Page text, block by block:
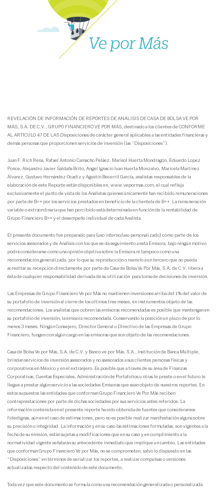
REVELACIÓN DE INFORMACIÓN DE REPORTES DE ANÁLISIS DE CASA DE BOLSA VE POR
MÁS, S.A. DE C.V., GRUPO FINANCIERO VE POR MÁS, destinado a los clientes de CONFORME
AL ARTÍCULO 47 DE LAS Disposiciones de carácter general aplicables a las entidades financieras y
demás personas que proporcionen servicios de inversión (las “Disposiciones”).
Juan F. Rich Rena, Rafael Antonio Camacho Peláez, Marisol Huerta Mondragón, Eduardo Lopez
Ponce, Alejandro Javier Saldaña Brito, Angel Ignacio Ivan Huerta Monzalvo, Maricela Martínez
Álvarez, Gustavo Hernández Ocadiz y Agustín Becerril García, analistas responsables de la
elaboración de este Reporte están disponibles en, www.vepormas.com, el cual refleja
exclusivamente el punto de vista de los Analistas quienes únicamente han recibido remuneraciones
por parte de B×+ por los servicios prestados en beneficio de la clientela de B×+. La remuneración
variable o extraordinaria que han percibido está determinada en función de la rentabilidad de
Grupo Financiero B×+ y el desempeño individual de cada Analista.
El presente documento fue preparado para (uso interno/uso personalizado) como parte de los
servicios asesorados y de Análisis con los que se da seguimiento a esta Emisora, bajo ningún motivo
podrá considerarse como una opinión objetiva sobre la Emisora ni tampoco como una
recomendación generalizada, por lo que su reproducción o reenvío a un tercero que no pueda
acreditar su recepción directamente por parte de Casa de Bolsa Ve Por Más, S.A. de C.V. libera a
ésta de cualquier responsabilidad derivada de su utilización para toma de decisiones de inversión.
Las Empresas de Grupo Financiero Ve por Más no mantienen inversiones arriba del 1% del valor de
su portafolio de inversión al cierre de los últimos tres meses, en instrumentos objeto de las
recomendaciones. Los analistas que cubren las emisoras recomendadas es posible que mantengan en
su portafolio de inversión, la emisora recomendada. Conservando la posición un plazo de por lo
menos 3 meses. Ningún Consejero, Director General o Directivo de las Empresas de Grupo
Financiero, fungen con algún cargo en las emisoras que son objeto de las recomendaciones.
Casa de Bolsa Ve por Más, S.A. de C.V. y Banco ve por Más, S.A., Institución de Banca Múltiple,
brindan servicios de inversión asesorados y no asesorados a sus clientes personas físicas y
corporativos en México y en el extranjero. Es posible que a través de su área de Finanzas
Corporativas, Cuentas Especiales, Administración de Portafolios u otras le preste o en el futuro le
llegue a prestar algún servicio a las sociedades Emisoras que sean objeto de nuestros reportes. En
estos supuestos las entidades que conforman Grupo Financiero Ve Por Más reciben
contraprestaciones por parte de dichas sociedades por sus servicios antes referidos. La
información contenida en el presente reporte ha sido obtenida de fuentes que consideramos
fidedignas, aún en el caso de estimaciones, pero no es posible realizar manifestación alguna sobre
su precisión o integridad. La información y en su caso las estimaciones formuladas, son vigentes a la
fecha de su emisión, están sujetas a modificaciones que en su caso y en cumplimiento a la
normatividad vigente señalarán su antecedente inmediato que implique un cambio. Las entidades
que conforman Grupo Financiero Ve por Más, no se comprometen, salvo lo dispuesto en las
“Disposiciones” en términos de serializar los reportes, a realizar compulsas o versiones
actualizadas respecto del contenido de este documento.
Toda vez que este documento se formula como una recomendación generalizada o personalizada